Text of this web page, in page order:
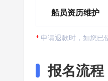
船员资历维护
申请退款时，如您已
报名流程